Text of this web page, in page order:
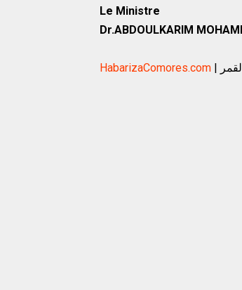
Le Ministre
Dr.ABDOULKARIM
HabarizaComores.com